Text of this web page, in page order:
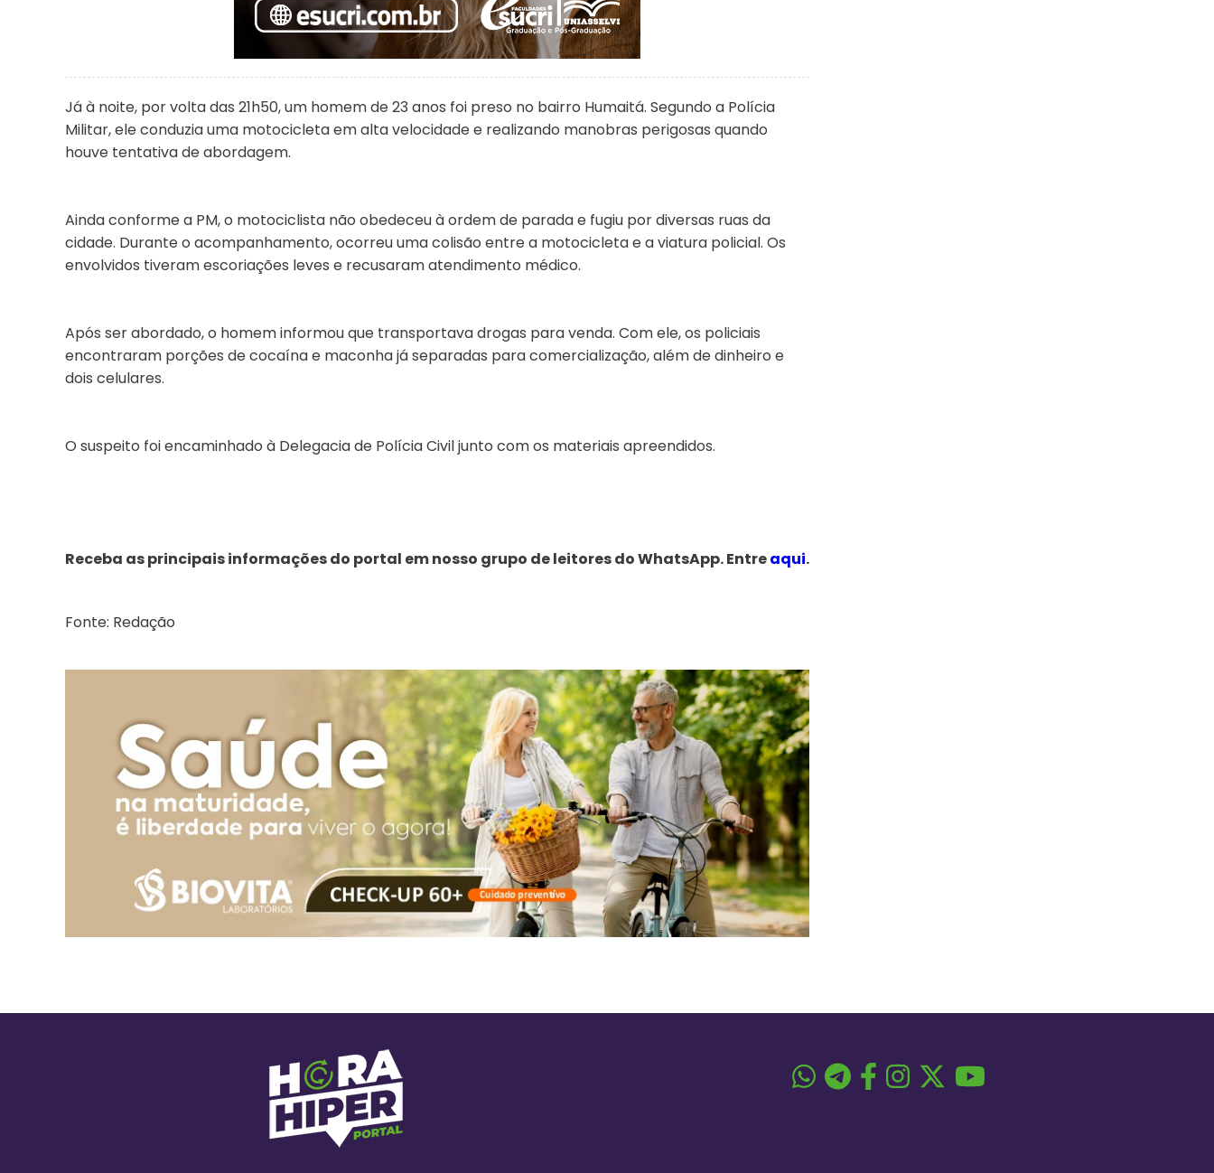
Já à noite, por volta das 21h50, um homem de 23 anos foi preso no bairro Humaitá. Segundo a Polícia
Militar, ele conduzia uma motocicleta em alta velocidade e realizando manobras perigosas quando
houve tentativa de abordagem.
Ainda conforme a PM, o motociclista não obedeceu à ordem de parada e fugiu por diversas ruas da
cidade. Durante o acompanhamento, ocorreu uma colisão entre a motocicleta e a viatura policial. Os
envolvidos tiveram escoriações leves e recusaram atendimento médico.
Após ser abordado, o homem informou que transportava drogas para venda. Com ele, os policiais
encontraram porções de cocaína e maconha já separadas para comercialização, além de dinheiro e
dois celulares.
O suspeito foi encaminhado à Delegacia de Polícia Civil junto com os materiais apreendidos.
Receba as principais informações do portal em nosso grupo de leitores do WhatsApp. Entreaqui.
Fonte: Redação